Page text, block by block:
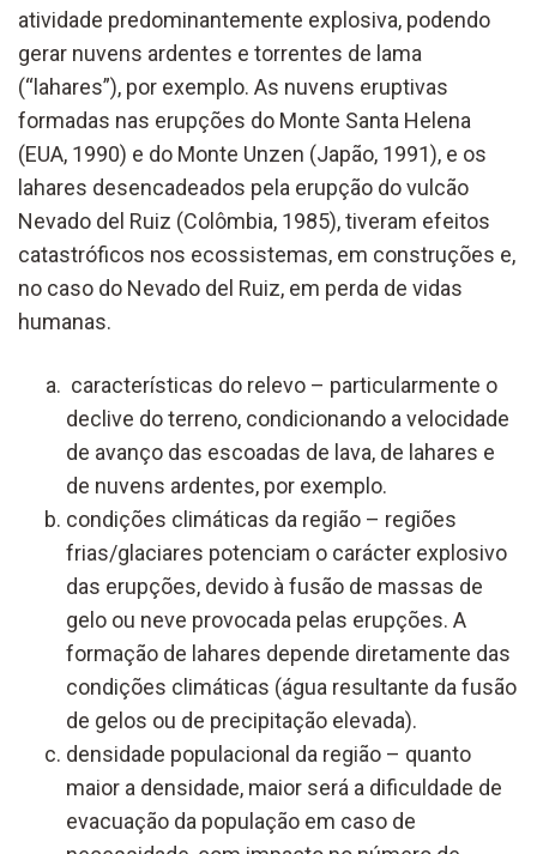
atividade predominantemente explosiva, podendo
gerar nuvens ardentes e torrentes de lama
(“lahares”), por exemplo. As nuvens eruptivas
formadas nas erupções do Monte Santa Helena
(EUA, 1990) e do Monte Unzen (Japão, 1991), e os
lahares desencadeados pela erupção do vulcão
Nevado del Ruiz (Colômbia, 1985), tiveram efeitos
catastróficos nos ecossistemas, em construções e,
no caso do Nevado del Ruiz, em perda de vidas
humanas.
características do relevo – particularmente o
declive do terreno, condicionando a velocidade
de avanço das escoadas de lava, de lahares e
de nuvens ardentes, por exemplo.
condições climáticas da região – regiões
frias/glaciares potenciam o carácter explosivo
das erupções, devido à fusão de massas de
gelo ou neve provocada pelas erupções. A
formação de lahares depende diretamente das
condições climáticas (água resultante da fusão
de gelos ou de precipitação elevada).
densidade populacional da região – quanto
maior a densidade, maior será a dificuldade de
evacuação da população em caso de